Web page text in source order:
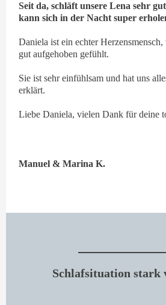
Seit da, schläft unsere Lena sehr
kann sich in der Nacht super
Daniela ist ein echter
gut aufgehoben gefühlt.
Sie ist sehr einfühlsam und hat uns
erklärt.
Liebe Daniela, vielen Dank für deine
Manuel & Marina K.
Schlafsituation stark